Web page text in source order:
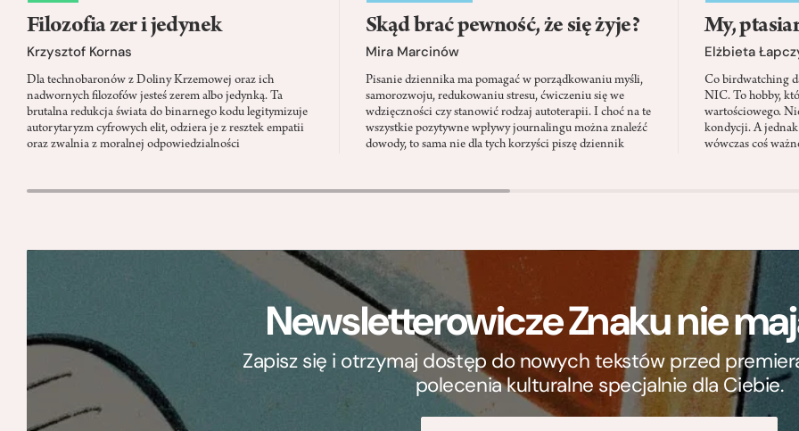
Filozofia zer i jedynek
Krzysztof Kornas
Dla technobaronów z Doliny Krzemowej oraz ich
nadwornych filozofów jesteś zerem albo jedynką. Ta
brutalna redukcja świata do binarnego kodu legitymizuje
autorytaryzm cyfrowych elit, odziera je z resztek empatii
oraz zwalnia z moralnej odpowiedzialności
Skąd brać pewność, że się żyje?
Mira Marcinów
Pisanie dziennika ma pomagać w porządkowaniu myśli,
samorozwoju, redukowaniu stresu, ćwiczeniu się we
wdzięczności czy stanowić rodzaj autoterapii. I choć na te
wszystkie pozytywne wpływy journalingu można znaleźć
dowody, to sama nie dla tych korzyści piszę dziennik
My,
Elżbieta
Co birdwatching
NIC. To hobby,
wartościowego.
kondycji. A jednak
wówczas coś
Newsletterowicze Znaku nie
Zapisz się i otrzymaj dostęp do nowych tekstów przed
polecenia kulturalne specjalnie dla Ciebie.